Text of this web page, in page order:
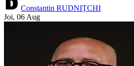
Constantin RUDNIȚCHI
Joi, 06 Aug